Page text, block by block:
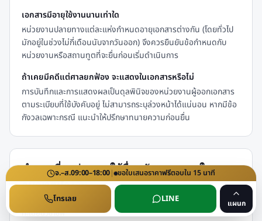
เอกสารมีอายุใช้งานนานเท่าใด
หน่วยงานปลายทางแต่ละแห่งกำหนดอายุเอกสารต่างกัน (โดยทั่วไป
มักอยู่ในช่วงไม่กี่เดือนนับจากวันออก) จึงควรยืนยันข้อกำหนดกับ
หน่วยงานหรือสถานทูตที่จะยื่นก่อนเริ่มดำเนินการ
ถ้าเคยมีคดีแต่ศาลยกฟ้อง จะแสดงในเอกสารหรือไม่
การบันทึกและการแสดงผลเป็นดุลพินิจของหน่วยงานผู้ออกเอกสาร
ตามระเบียบที่ใช้บังคับอยู่ ไม่สามารถระบุล่วงหน้าได้แน่นอน หากมีข้อ
กังวลเฉพาะกรณี แนะนำให้ปรึกษาทนายความก่อนยื่น
คำถามที่พบบ่อย — ใช้ยื่นสมัครงานและใบ
อนุญาตทำงาน
สำหรับผู้ที่ต้องใช้เอกสารประกอบการสมัครงาน ขอใบอนุญาตทำงาน หรือขึ้น
ทะเบียนวิชาชีพ
จ.–ส.09:00–18:00| ขอใบเสนอราคาฟรีตอบใน 15 นาที
โทรเลย LINE แผนก